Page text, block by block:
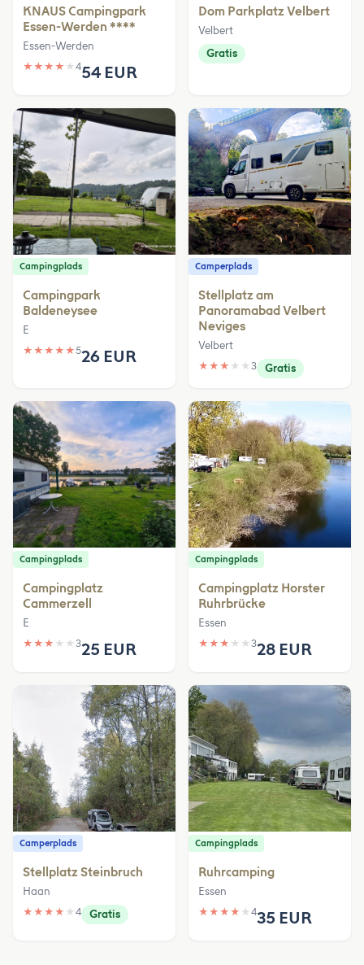
KNAUS Campingpark
Essen-Werden ****
Essen-Werden
★ ★ ★ ★ ★ 454 EUR
Dom Parkplatz Velbert
Velbert
Gratis
Campingplads
Campingpark
Baldeneysee
E
★ ★ ★ ★ ★526 EUR
Camperplads
Stellplatz am
Panoramabad Velbert
Neviges
Velbert
★ ★ ★ ★ ★ 3 Gratis
Campingplads
Campingplatz
Cammerzell
E
★ ★ ★ ★ ★ 325 EUR
Campingplads
Campingplatz Horster
Ruhrbrücke
Essen
★ ★ ★ ★ ★ 328 EUR
Camperplads
Stellplatz Steinbruch
Haan
★ ★ ★ ★ ★ 4 Gratis
Campingplads
Ruhrcamping
Essen
★ ★ ★ ★ ★ 435 EUR